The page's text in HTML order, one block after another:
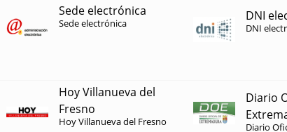
Sede electrónica
Sede electrónica DNI
DNI
Hoy Villanueva del
Fresno
Hoy Villanueva del Fresno
Diario
Diario